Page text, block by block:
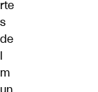
rte
s
de
l
m